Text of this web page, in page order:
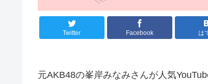
Twitter Facebook は
元AKB48の峯岸みなみさんが人気